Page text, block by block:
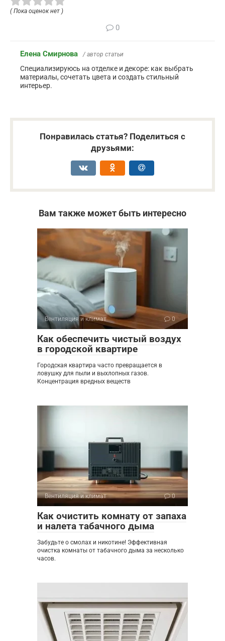
( Пока оценок нет )
0
Елена Смирнова / автор статьи
Специализируюсь на отделке и декоре: как выбрать
материалы, сочетать цвета и создать стильный
интерьер.
Понравилась статья? Поделиться с
друзьями:
Вам также может быть интересно
Вентиляция и климат 0
Как обеспечить чистый воздух
в городской квартире
Городская квартира часто превращается в
ловушку для пыли и выхлопных газов.
Концентрация вредных веществ
Вентиляция и климат 0
Как очистить комнату от запаха
и налета табачного дыма
Забудьте о смолах и никотине! Эффективная
очистка комнаты от табачного дыма за несколько
часов.